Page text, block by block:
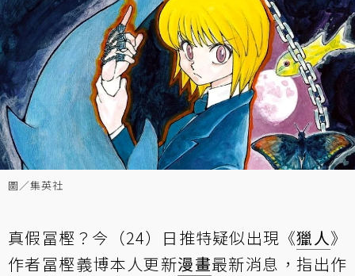
圖／集英社
真假冨樫？今（24）日推特疑似出現《獵人》
作者冨樫義博本人更新漫畫最新消息，指出作